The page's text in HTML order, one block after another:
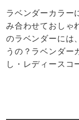
ラベンダーカラー
み合わせておしゃ
のラベンダーには
うの？ラベンダー
し・レディース